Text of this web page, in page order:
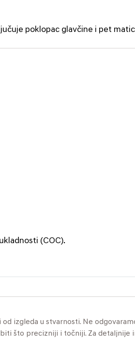
poklopac glavčine i pet
(COC).
izgleda u stvarnosti. Ne
što precizniji i točniji. Za detaljnije